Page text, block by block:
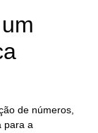
de números,
para a